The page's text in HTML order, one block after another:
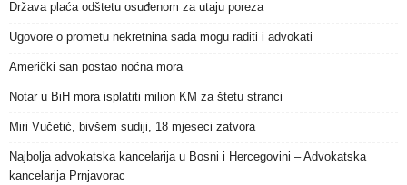
Država plaća odštetu osuđenom za utaju poreza
Ugovore o prometu nekretnina sada mogu raditi i advokati
Američki san postao noćna mora
Notar u BiH mora isplatiti milion KM za štetu stranci
Miri Vučetić, bivšem sudiji, 18 mjeseci zatvora
Najbolja advokatska kancelarija u Bosni i Hercegovini – Advokatska
kancelarija Prnjavorac